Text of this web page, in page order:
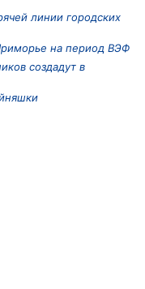
линии городских
на период ВЭФ
создадут в